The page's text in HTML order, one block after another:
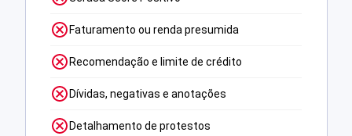
Faturamento ou renda presumida
Recomendação e limite de crédito
Dívidas, negativas e anotações
Detalhamento de protestos